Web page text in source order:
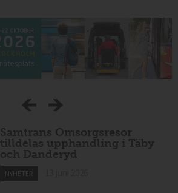
Samtrans Omsorgsresor
tilldelas upphandling i Täby
och Danderyd
NYHETER